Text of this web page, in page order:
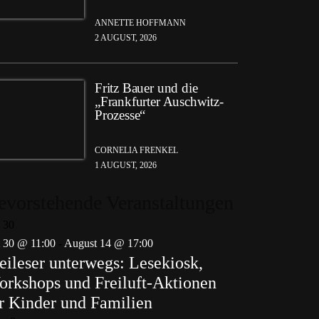
ANNETTE HOFFMANN
2 AUGUST, 2026
Fritz Bauer und die
„Frankfurter Auschwitz-
Prozesse“
CORNELIA FRENKEL
1 AUGUST, 2026
30 @ 11:00
August 14 @ 17:00
unterwegs: Lesekiosk,
und Freiluft-Aktionen
Kinder und Familien